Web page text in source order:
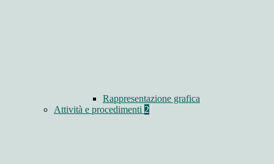
Rappresentazione grafica
Attività e procedimenti 2